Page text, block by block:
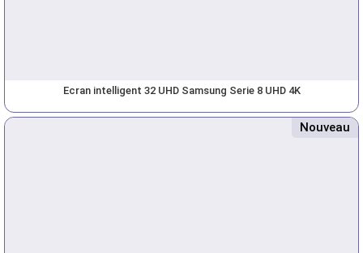
Ecran intelligent 32 UHD Samsung Serie 8 UHD 4K
Nouveau